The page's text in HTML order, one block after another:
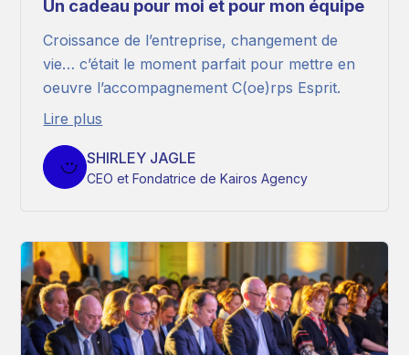
Un cadeau pour moi et pour mon équipe
Croissance de l’entreprise, changement de
vie… c’était le moment parfait pour mettre en
oeuvre l’accompagnement C(oe)rps Esprit.
Lire plus
SHIRLEY JAGLE
CEO et Fondatrice de Kairos Agency